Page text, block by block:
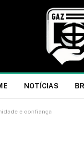
NOTÍCIAS
e confiança